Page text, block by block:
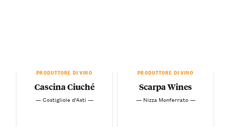
PRODUTTORE DI VINO
Cascina Ciuché
— Costigliole d’Asti —
PRODUTTORE DI VINO
Scarpa Wines
— Nizza Monferrato —